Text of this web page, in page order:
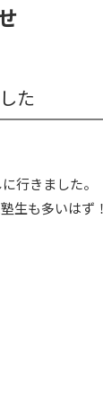
た
行きました。
生も多いはず！